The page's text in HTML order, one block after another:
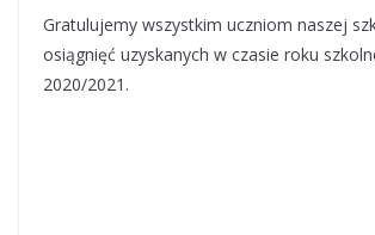
Gratulujemy wszystkim uczniom naszej
osiągnięć uzyskanych w czasie roku
2020/2021.